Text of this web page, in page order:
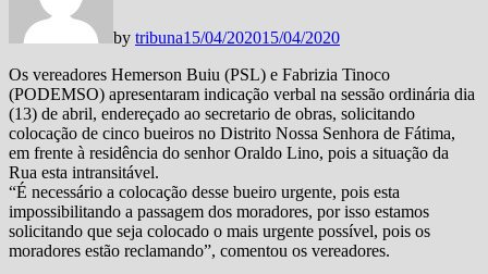
by tribuna15/04/202015/04/2020
Os vereadores Hemerson Buiu (PSL) e Fabrizia Tinoco
(PODEMSO) apresentaram indicação verbal na sessão ordinária dia
(13) de abril, endereçado ao secretario de obras, solicitando
colocação de cinco bueiros no Distrito Nossa Senhora de Fátima,
em frente à residência do senhor Oraldo Lino, pois a situação da
Rua esta intransitável.
“É necessário a colocação desse bueiro urgente, pois esta
impossibilitando a passagem dos moradores, por isso estamos
solicitando que seja colocado o mais urgente possível, pois os
moradores estão reclamando”, comentou os vereadores.